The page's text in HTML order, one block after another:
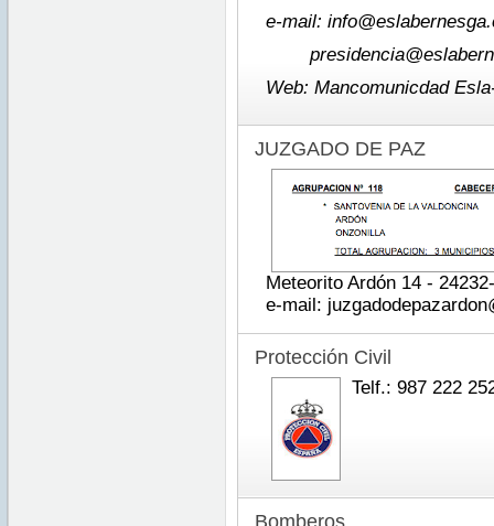
e-mail:
Web: Mancomunicdad
JUZGADO DE PAZ
Meteorito Ardón 14 -
e-mail:
Protección Civil
Telf.: 987 222
Bomberos